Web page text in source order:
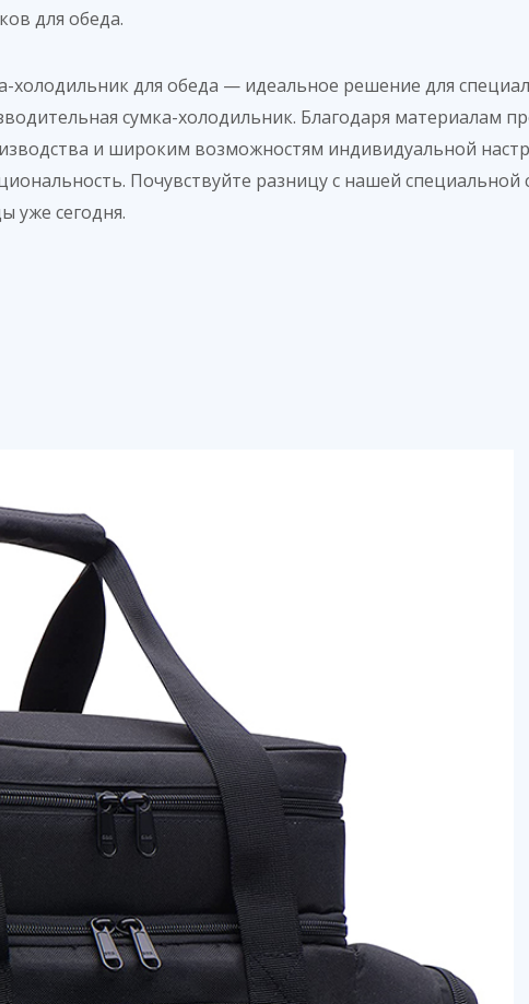
для обеда.
для обеда — идеальное решение для
сумка-холодильник. Благодаря материалам
и широким возможностям индивидуальной
Почувствуйте разницу с нашей специальной
уже сегодня.